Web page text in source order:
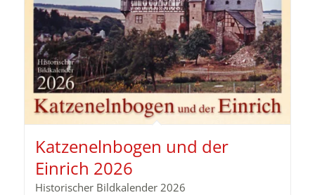
Katzenelnbogen und der
Einrich 2026
Historischer Bildkalender 2026